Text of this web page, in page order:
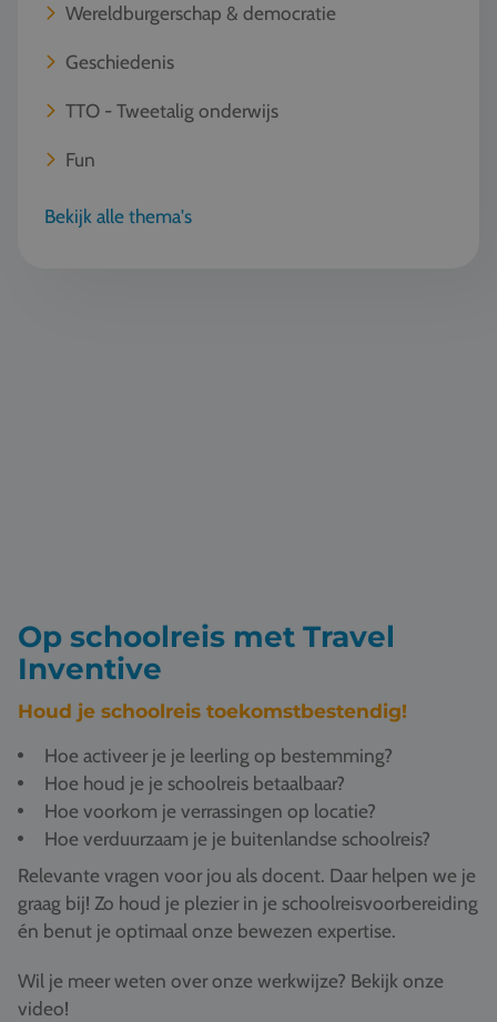
Wereldburgerschap & democratie
Geschiedenis
TTO - Tweetalig onderwijs
Fun
Bekijk alle thema's
Op schoolreis met Travel
Inventive
Houd je schoolreis toekomstbestendig!
Hoe activeer je je leerling op bestemming?
Hoe houd je je schoolreis betaalbaar?
Hoe voorkom je verrassingen op locatie?
Hoe verduurzaam je je buitenlandse schoolreis?
Relevante vragen voor jou als docent. Daar helpen we je
graag bij! Zo houd je plezier in je schoolreisvoorbereiding
én benut je optimaal onze bewezen expertise.
Wil je meer weten over onze werkwijze? Bekijk onze
video!